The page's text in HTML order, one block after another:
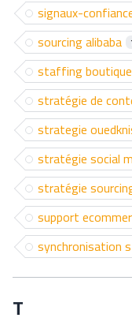
signaux-
sourcing alibaba
staffing
stratégie de
strategie
stratégie social
stratégie
support
synchronisation
T